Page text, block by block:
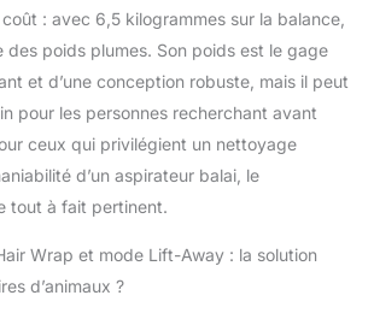
: avec 6,5 kilogrammes sur la balance,
des poids plumes. Son poids est le gage
et d’une conception robuste, mais il peut
pour les personnes recherchant avant
ceux qui privilégient un nettoyage
d’un aspirateur balai, le
tout à fait pertinent.
Wrap et mode Lift-Away : la solution
d’animaux ?